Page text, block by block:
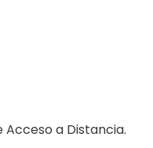
a Distancia.